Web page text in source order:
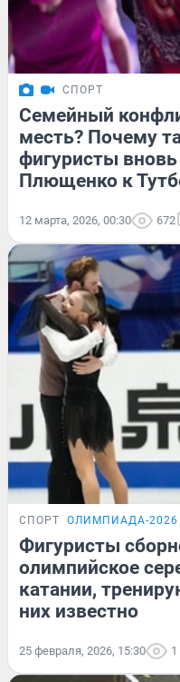
СПОРТ
Семейный
месть? Почему
фигуристы
Плющенко к
12 марта, 2026, 00:30 672
СПОРТ ОЛИМПИАДА-2026
Фигуристы
олимпийское
катании,
них известно
25 февраля, 2026, 15:30 1